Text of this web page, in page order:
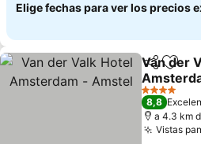
Elige fechas para ver los precios
Compartir
Van der
4 Estrellas
8,8
a 4.3 km
Vistas